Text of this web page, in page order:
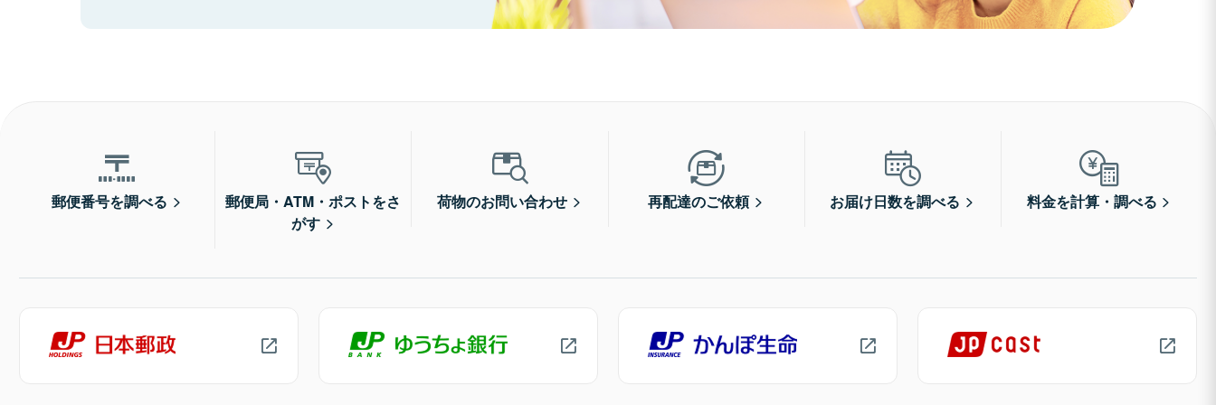
郵便番号を調べる
郵便局・ATM・ポストをさ
がす
荷物のお問い合わせ 再配達のご依頼 お届け日数を調べる 料金を計算・調べる